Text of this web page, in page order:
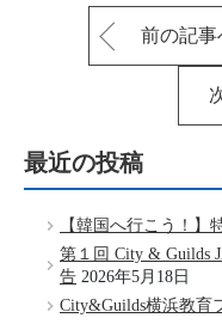
前の記事
最近の投稿
【韓国へ行こう！】
第１回 City & Guilds
告 2026年5月18日
City&Guilds横浜教育